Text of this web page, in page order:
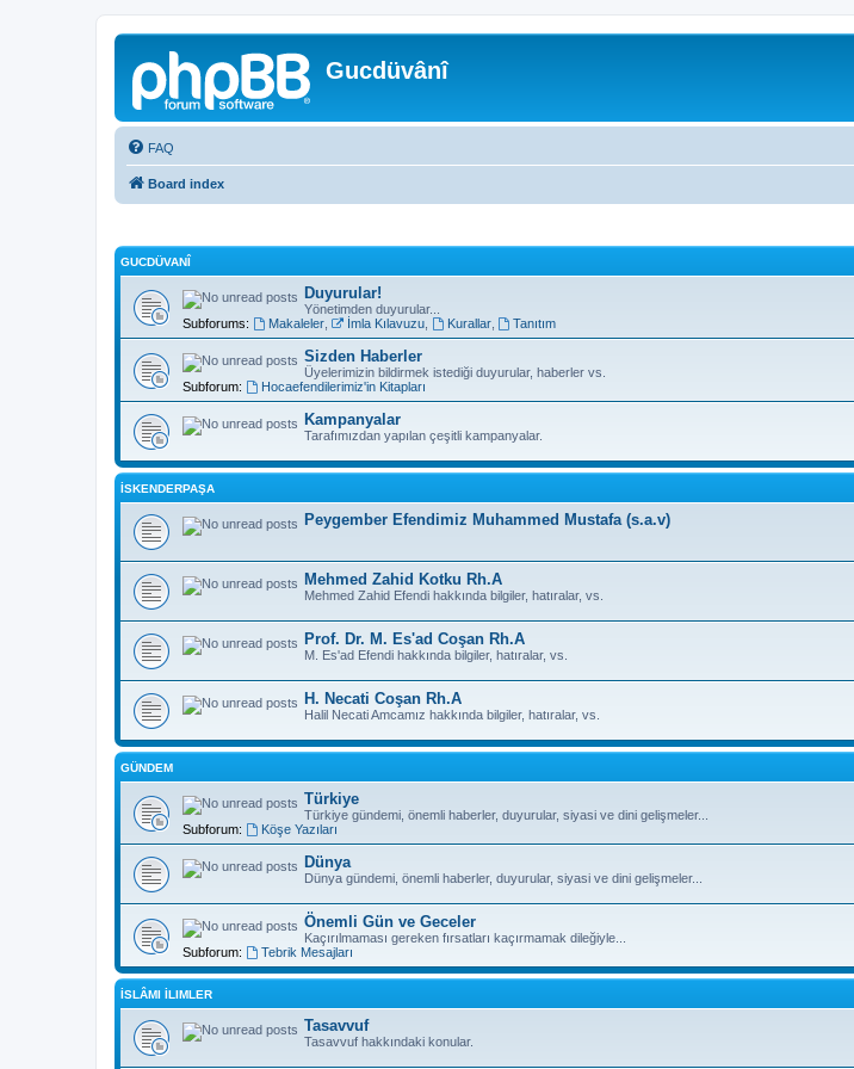
Gucdüvânî
FAQ
Board index
GUCDÜVANÎ
Duyurular!
Yönetimden duyurular...
Subforums:
Makaleler, İmla Kılavuzu, Kurallar, Tanıtım
Sizden Haberler
Üyelerimizin bildirmek istediği duyurular, haberler vs.
Subforum:
Hocaefendilerimiz'in Kitapları
Kampanyalar
Tarafımızdan yapılan çeşitli kampanyalar.
İSKENDERPAŞA
Peygember Efendimiz Muhammed Mustafa (s.a.v)
Mehmed Zahid Kotku Rh.A
Mehmed Zahid Efendi hakkında bilgiler, hatıralar, vs.
Prof. Dr. M. Es'ad Coşan Rh.A
M. Es'ad Efendi hakkında bilgiler, hatıralar, vs.
H. Necati Coşan Rh.A
Halil Necati Amcamız hakkında bilgiler, hatıralar, vs.
GÜNDEM
Türkiye
Türkiye gündemi, önemli haberler, duyurular, siyasi ve dini gelişmeler...
Subforum:
Köşe Yazıları
Dünya
Dünya gündemi, önemli haberler, duyurular, siyasi ve dini gelişmeler...
Önemli Gün ve Geceler
Kaçırılmaması gereken fırsatları kaçırmamak dileğiyle...
Subforum:
Tebrik Mesajları
İSLÂMI İLIMLER
Tasavvuf
Tasavvuf hakkındaki konular.